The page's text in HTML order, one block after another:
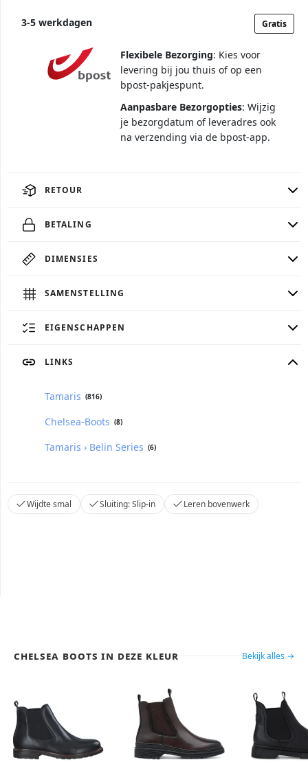
3-5 werkdagen Gratis
Flexibele Bezorging: Kies voor
levering bij jou thuis of op een
bpost-pakjespunt.
Aanpasbare Bezorgopties: Wijzig
je bezorgdatum of leveradres ook
na verzending via de bpost-app.
RETOUR
BETALING
DIMENSIES
SAMENSTELLING
EIGENSCHAPPEN
LINKS
Tamaris (816)
Chelsea-Boots (8)
Tamaris › Belin Series (6)
Wijdte smal Sluiting: Slip-in Leren bovenwerk
Chelsea Boots in deze kleur Bekijk alles →